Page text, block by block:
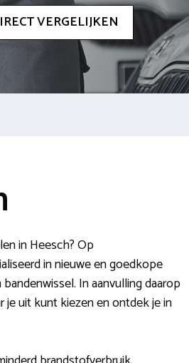
VERGELIJKEN
in Heesch? Op
in nieuwe en goedkope
In aanvulling daarop
je uit kunt kiezen en ontdek je in